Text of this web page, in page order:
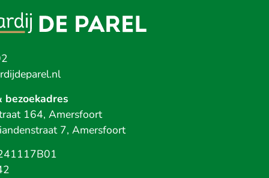
bezoekadres
164, Amersfoort
7, Amersfoort